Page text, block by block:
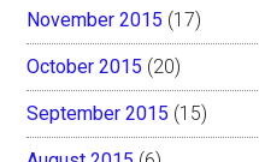
November 2015 (17)
October 2015 (20)
September 2015 (15)